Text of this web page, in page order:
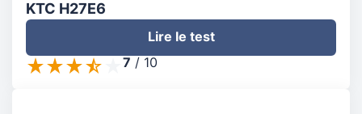
KTC H27E6
Lire le test
7 / 10